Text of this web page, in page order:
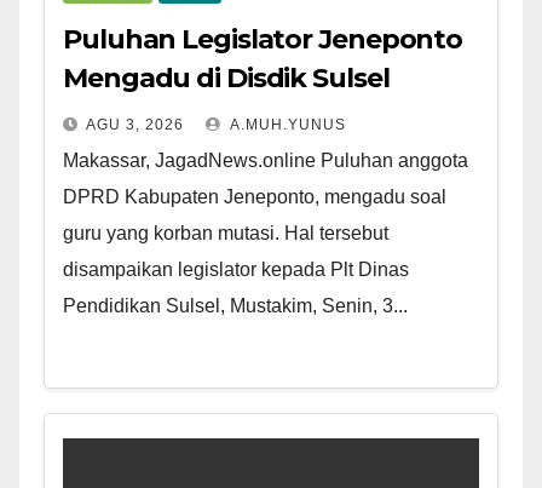
Puluhan Legislator Jeneponto
Mengadu di Disdik Sulsel
AGU 3, 2026 A.MUH.YUNUS
Makassar, JagadNews.online Puluhan anggota
DPRD Kabupaten Jeneponto, mengadu soal
guru yang korban mutasi. Hal tersebut
disampaikan legislator kepada Plt Dinas
Pendidikan Sulsel, Mustakim, Senin, 3...